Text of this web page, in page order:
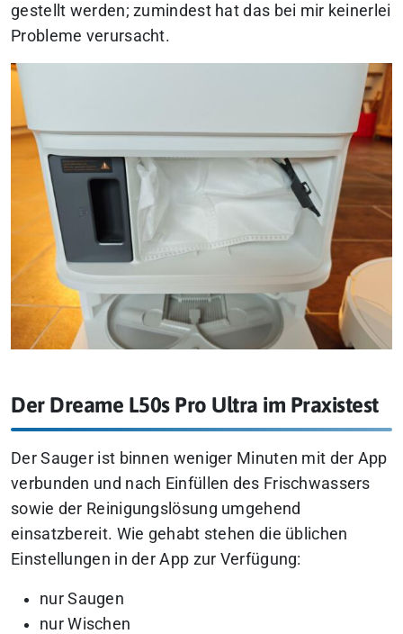
gestellt werden; zumindest hat das bei mir keinerlei
Probleme verursacht.
Der Dreame L50s Pro Ultra im Praxistest
Der Sauger ist binnen weniger Minuten mit der App
verbunden und nach Einfüllen des Frischwassers
sowie der Reinigungslösung umgehend
einsatzbereit. Wie gehabt stehen die üblichen
Einstellungen in der App zur Verfügung:
nur Saugen
nur Wischen